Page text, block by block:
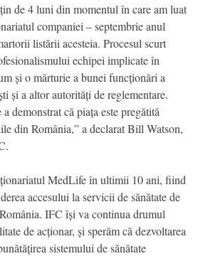
de 4 luni din momentul în care am luat
companiei – septembrie anul
listării acesteia. Procesul scurt
echipei implicate în
și o mărturie a bunei funcționări a
și a altor autorități de reglementare.
demonstrat că piața este pregătită
din România,” a declarat Bill Watson,
MedLife în ultimii 10 ani, fiind
accesului la servicii de sănătate de
IFC își va continua drumul
de acționar, și sperăm că dezvoltarea
sistemului de sănătate